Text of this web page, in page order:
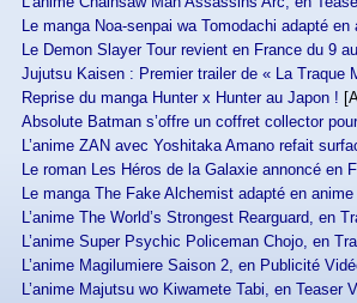
Le manga Noa-senpai wa Tomodachi adapté en
Le Demon Slayer Tour revient en France du 9
Jujutsu Kaisen : Premier trailer de « La Traque
Reprise du manga Hunter x Hunter au Japon !
Absolute Batman s’offre un coffret collector
L’anime ZAN avec Yoshitaka Amano refait
Le roman Les Héros de la Galaxie annoncé en
Le manga The Fake Alchemist adapté en anime
L’anime The World’s Strongest Rearguard, en
L’anime Super Psychic Policeman Chojo, en
L’anime Magilumiere Saison 2, en Publicité
L’anime Majutsu wo Kiwamete Tabi, en Teaser